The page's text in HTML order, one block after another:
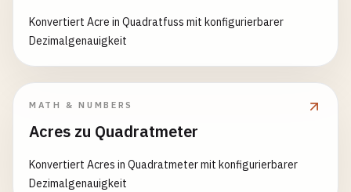
Konvertiert Acre in Quadratfuss mit konfigurierbarer
Dezimalgenauigkeit
MATH & NUMBERS
Acres zu Quadratmeter
Konvertiert Acres in Quadratmeter mit konfigurierbarer
Dezimalgenauigkeit